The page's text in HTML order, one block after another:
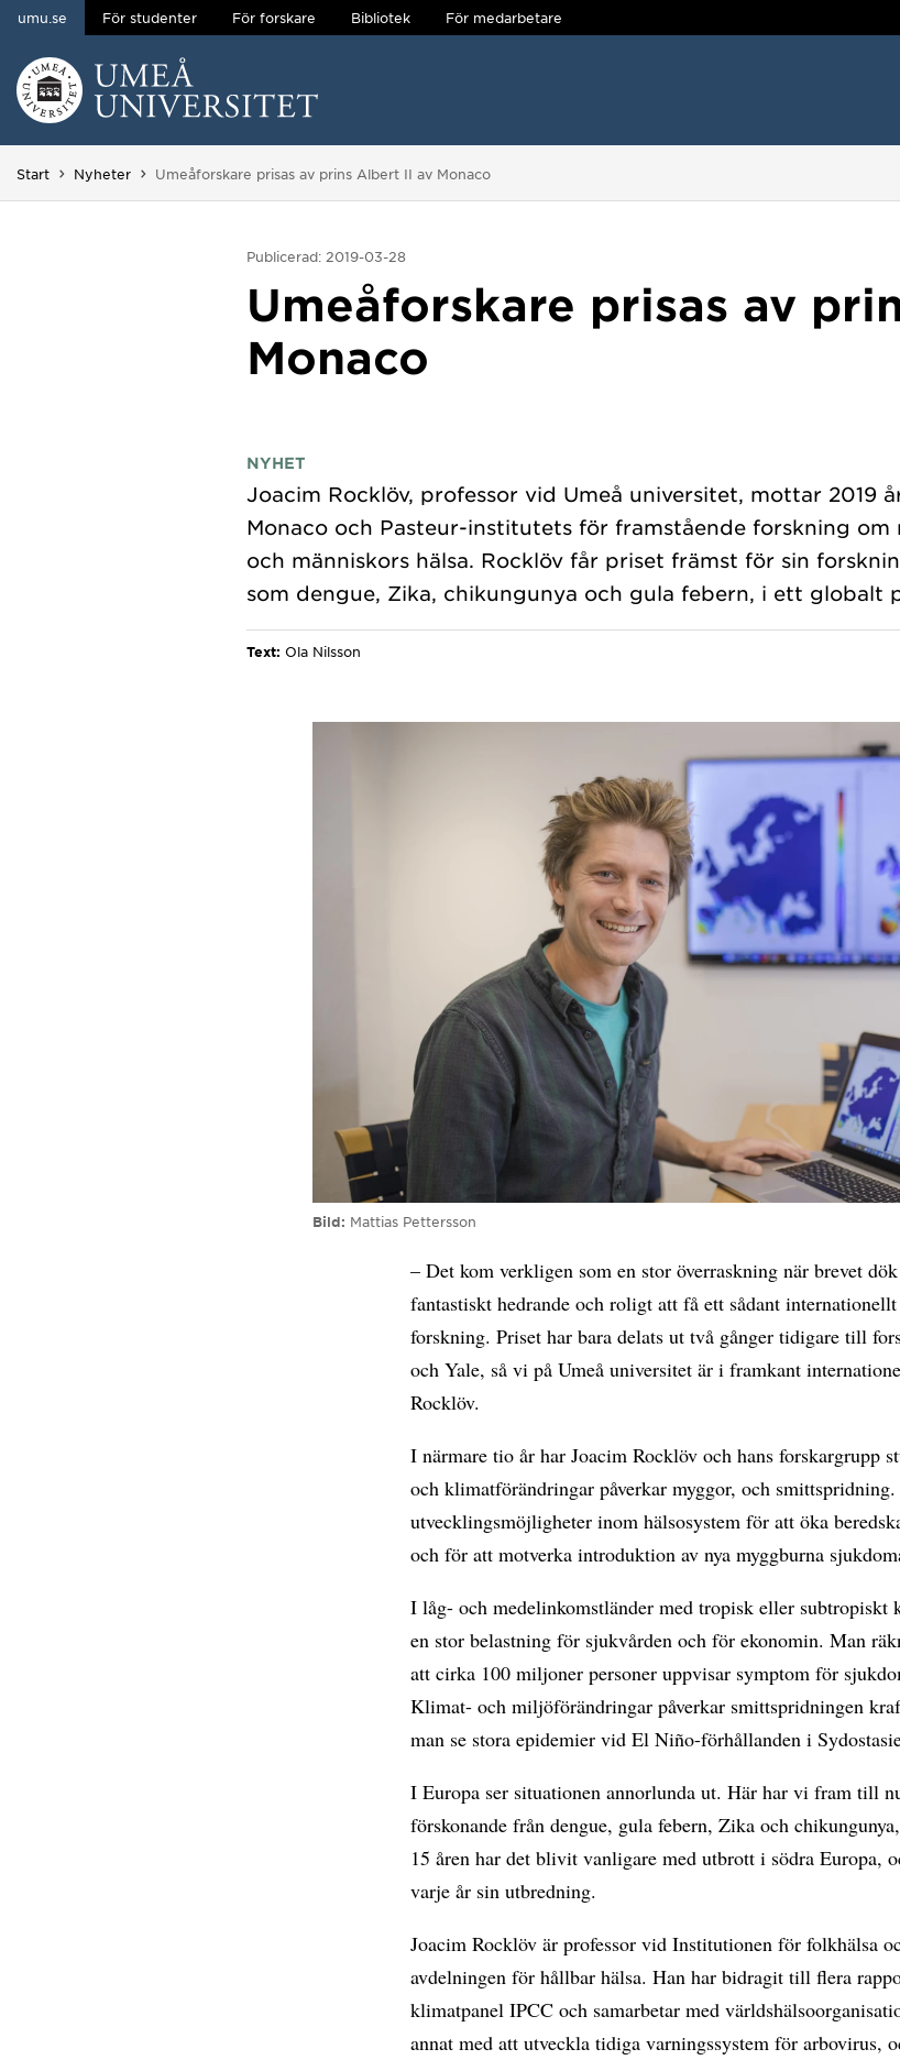
Hoppa direkt till innehållet
umu.se För studenter För forskare Bibliotek För medarbetare
Start Nyheter Du är här:
Umeåforskare prisas av prins Albert II av Monaco
Publicerad: 2019-03-28
Umeåforskare prisas av
Monaco
NYHET
Joacim Rocklöv, professor vid Umeå universitet, mottar 2019
Monaco och Pasteur-institutets för framstående forskning
och människors hälsa. Rocklöv får priset främst för sin
Text: Ola Nilsson
Bild Mattias Pettersson
– Det kom verkligen som en stor överraskning när brevet
fantastiskt hedrande och roligt att få ett sådant
forskning. Priset har bara delats ut två gånger tidigare till
och Yale, så vi på Umeå universitet är i framkant
Rocklöv.
I närmare tio år har Joacim Rocklöv och hans forskargrupp
och klimatförändringar påverkar myggor, och
utvecklingsmöjligheter inom hälsosystem för att öka
och för att motverka introduktion av nya myggburna
I låg- och medelinkomstländer med tropisk eller subtropiskt
en stor belastning för sjukvården och för ekonomin. Man
att cirka 100 miljoner personer uppvisar symptom för
Klimat- och miljöförändringar påverkar smittspridningen
man se stora epidemier vid El Niño-förhållanden i
I Europa ser situationen annorlunda ut. Här har vi fram till
förskonande från dengue, gula febern, Zika och
15 åren har det blivit vanligare med utbrott i södra Europa,
varje år sin utbredning.
Joacim Rocklöv är professor vid Institutionen för folkhälsa
avdelningen för hållbar hälsa. Han har bidragit till flera
klimatpanel IPCC och samarbetar med
annat med att utveckla tidiga varningssystem för arbovirus,